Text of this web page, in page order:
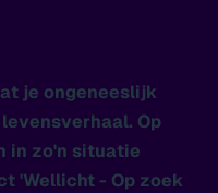
je ongeneeslijk
Op
in zo'n situatie
'Wellicht - Op zoek